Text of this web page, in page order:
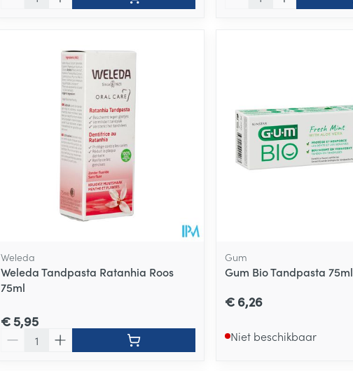
Weleda
Weleda Tandpasta Ratanhia Roos
75ml
€ 5,95
Gum
Gum Bio Tandpasta 75ml
€ 6,26
Niet beschikbaar